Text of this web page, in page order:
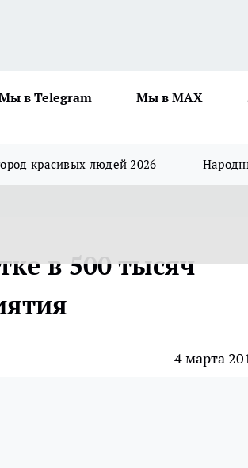
в Telegram Мы в MAX
красивых людей 2026
в 500 тысяч
4 марта